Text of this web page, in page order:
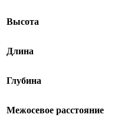
Высота
Длина
Глубина
Межосевое расстояние